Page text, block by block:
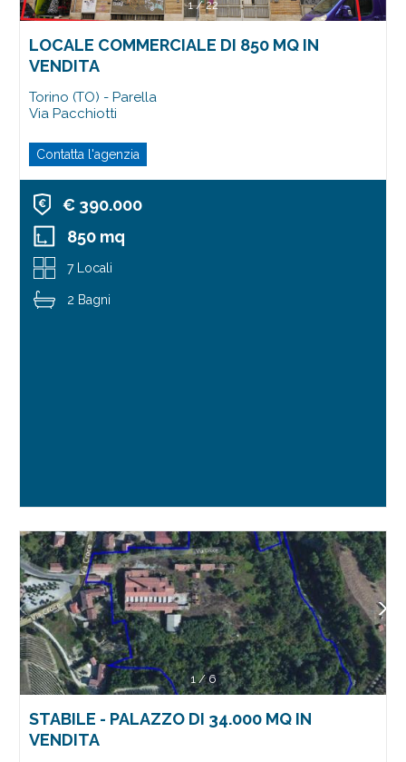
1/22
LOCALE COMMERCIALE DI 850 MQ IN
VENDITA
Torino (TO) - Parella
Via Pacchiotti
Contatta l'agenzia
€ 390.000
850 mq
7 Locali
2 Bagni
1/6
STABILE - PALAZZO DI 34.000 MQ IN
VENDITA